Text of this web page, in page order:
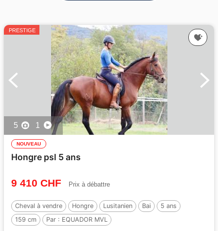
PRESTIGE
5 1
NOUVEAU
Hongre psl 5 ans
9 410 CHF Prix à débattre
Cheval à vendre Hongre Lusitanien Bai
5 ans
159 cm
Par : EQUADOR MVL